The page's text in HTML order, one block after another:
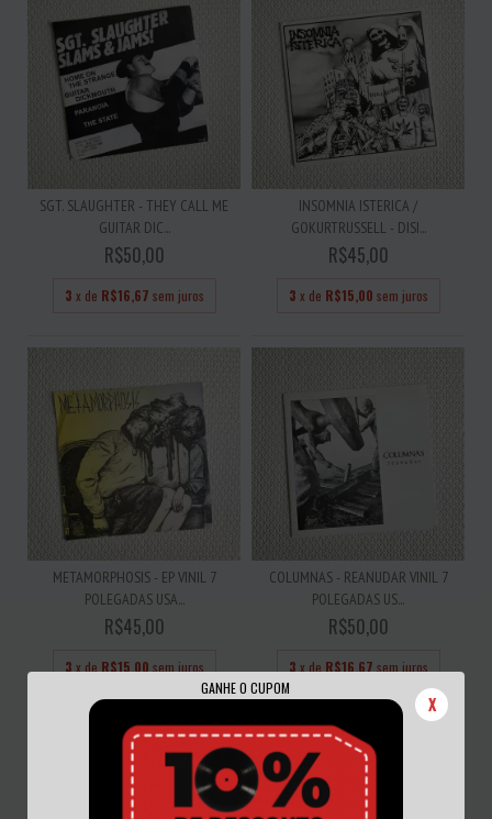
GANHE O CUPOM
X
SGT. SLAUGHTER - THEY CALL ME
GUITAR DIC...
R$50,00
3 x de R$16,67 sem juros
INSOMNIA ISTERICA /
GOKURTRUSSELL - DISI...
R$45,00
3 x de R$15,00 sem juros
METAMORPHOSIS - EP VINIL 7
POLEGADAS USA...
R$45,00
3 x de R$15,00 sem juros
COLUMNAS - REANUDAR VINIL 7
POLEGADAS US...
R$50,00
3 x de R$16,67 sem juros